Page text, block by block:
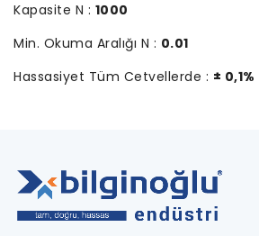
Kapasite N : 1000
Min. Okuma Aralığı N : 0.01
Hassasiyet Tüm Cetvellerde : ± 0,1%